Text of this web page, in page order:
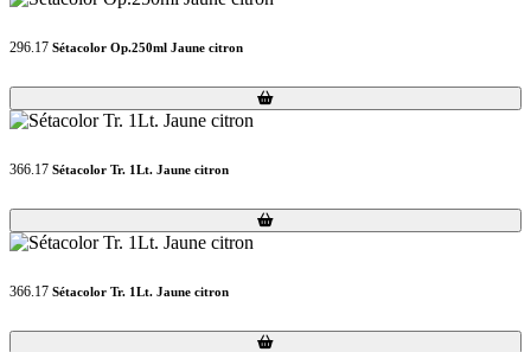
296.17 Sétacolor Op.250ml Jaune citron
Loading...
Loading...
366.17 Sétacolor Tr. 1Lt. Jaune citron
Loading...
Loading...
366.17 Sétacolor Tr. 1Lt. Jaune citron
Loading...
Loading...